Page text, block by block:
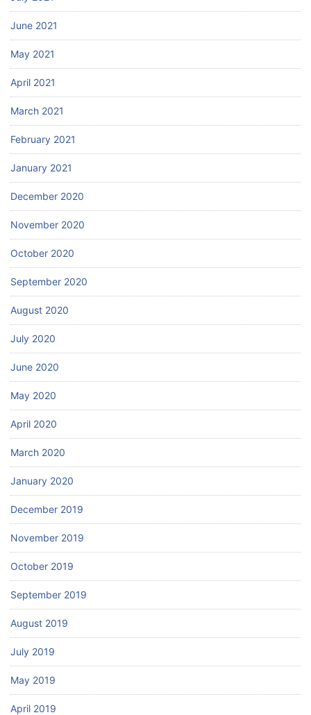
June 2021
May 2021
April 2021
March 2021
February 2021
January 2021
December 2020
November 2020
October 2020
September 2020
August 2020
July 2020
June 2020
May 2020
April 2020
March 2020
January 2020
December 2019
November 2019
October 2019
September 2019
August 2019
July 2019
May 2019
April 2019